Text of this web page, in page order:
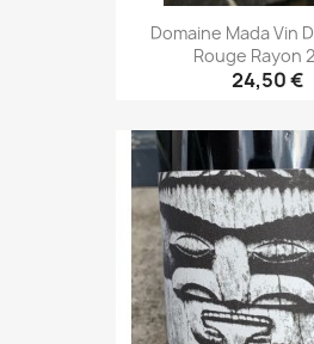
Domaine Mada Vin
Rouge Rayon
24,50 €